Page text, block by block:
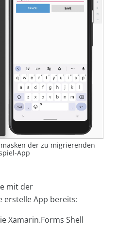
der zu migrierenden
App
mit der
erstelle App bereits:
Xamarin.Forms Shell